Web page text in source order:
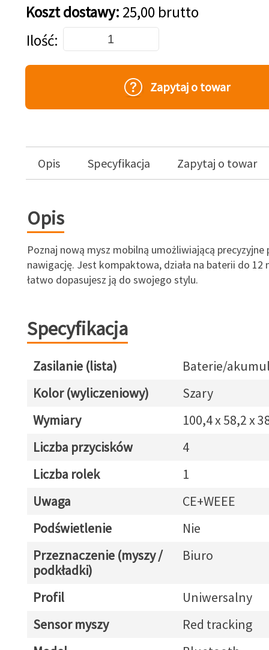
Koszt dostawy: 25,00 brutto
Dodaj do koszyka
Ilość
Zapytaj o towar
Opis Specyfikacja Zapytaj o towar
Opis
Poznaj nową mysz mobilną umożliwiającą precyzyjne
nawigację. Jest kompaktowa, działa na baterii do 12
łatwo dopasujesz ją do swojego stylu.
Specyfikacja
Zasilanie (lista)
Baterie/
Kolor (wyliczeniowy)
Szary
Wymiary
100,4 x 58,2 x
Liczba przycisków
4
Liczba rolek
1
Uwaga
CE+WEEE
Podświetlenie
Nie
Przeznaczenie (myszy /
podkładki)
Biuro
Profil
Uniwersalny
Sensor myszy
Red tracking